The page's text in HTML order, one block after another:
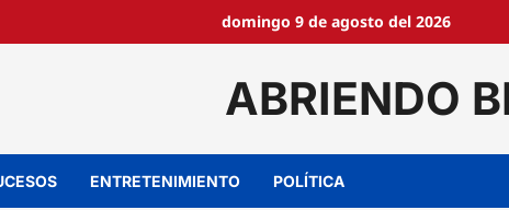
domingo 9 de agosto del 2026
ABRIENDO
ENTRETENIMIENTO POLÍTICA